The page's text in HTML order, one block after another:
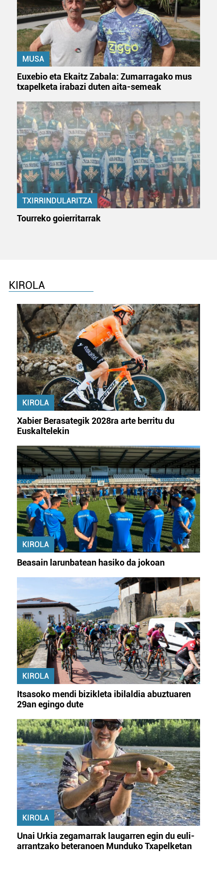
MUSA
Euxebio eta Ekaitz Zabala: Zumarragako mus
txapelketa irabazi duten aita-semeak
TXIRRINDULARITZA
Tourreko goierritarrak
KIROLA
KIROLA
Xabier Berasategik 2028ra arte berritu du
Euskaltelekin
KIROLA
Beasain larunbatean hasiko da jokoan
KIROLA
Itsasoko mendi bizikleta ibilaldia abuztuaren
29an egingo dute
KIROLA
Unai Urkia zegamarrak laugarren egin du euli-
arrantzako beteranoen Munduko Txapelketan